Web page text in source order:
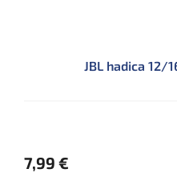
JBL hadica 12/
7,99 €